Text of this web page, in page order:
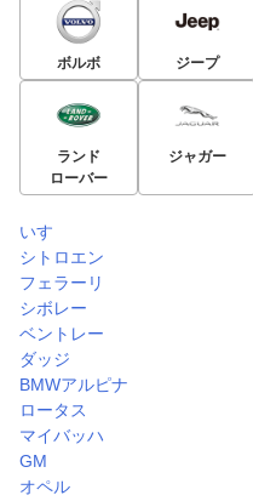
ボルボ ジープ
ランド
ローバー
ジャガー
いすゞ
シトロエン
フェラーリ
シボレー
ベントレー
ダッジ
BMWアルピナ
ロータス
マイバッハ
GM
オペル